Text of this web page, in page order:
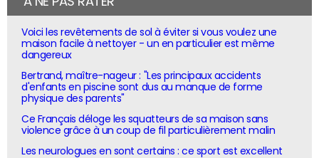
Voici les revêtements de sol à éviter si vous voulez une
maison facile à nettoyer - un en particulier est même
dangereux
Bertrand, maître-nageur : "Les principaux accidents
d'enfants en piscine sont dus au manque de forme
physique des parents"
Ce Français déloge les squatteurs de sa maison sans
violence grâce à un coup de fil particulièrement malin
Les neurologues en sont certains : ce sport est excellent